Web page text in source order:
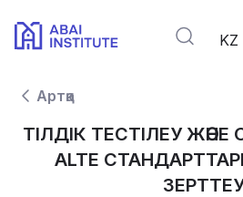
KZ
Артқа
ТІЛДІК ТЕСТІЛЕУ ЖӘНЕ
ALTE